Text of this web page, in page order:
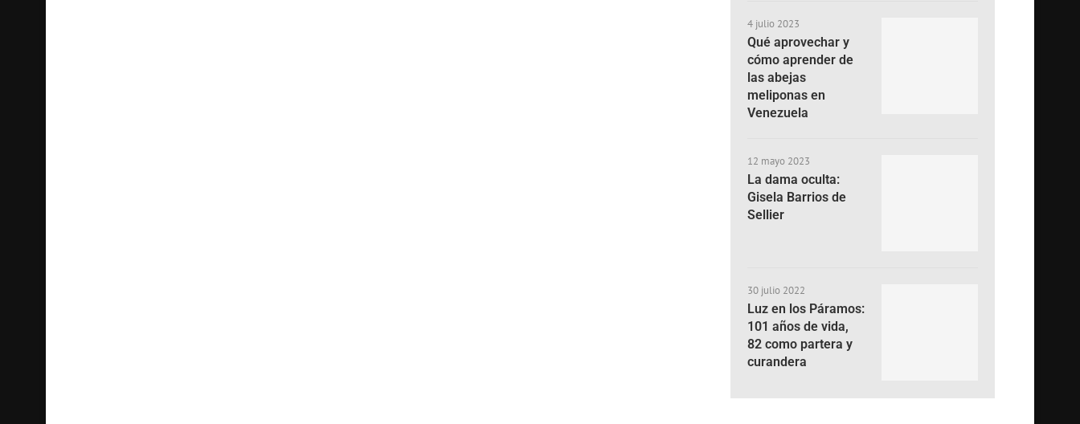
4 julio 2023
Qué aprovechar y
cómo aprender de
las abejas
meliponas en
Venezuela
12 mayo 2023
La dama oculta:
Gisela Barrios de
Sellier
30 julio 2022
Luz en los Páramos:
101 años de vida,
82 como partera y
curandera